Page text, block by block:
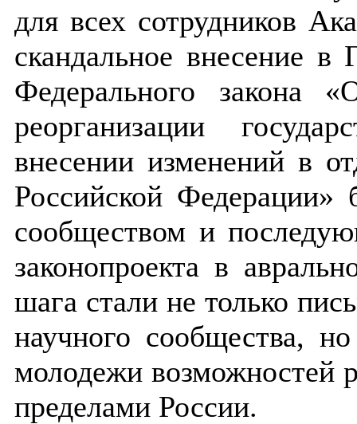
для всех сотрудников
скандальное внесение в
Федерального закона
реорганизации
внесении изменений в
Российской Федерации»
сообществом и
законопроекта в
шага стали не только
научного сообщества,
молодежи возможностей
пределами России.